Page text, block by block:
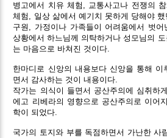
병고에서 치유 체험, 교통사고나 전쟁의
체험, 일상 삶에서 예기치 못하게 당해야
구원, 가정이나 가족들이 어려움에서 벗
상황에서 하느님께 의탁하거나 성모님의
는 마음으로 바쳐진 것이다.
한마디로 신앙의 내용보다 신앙을 통해
면서 감사하는 것이 내용이다.
작가는 의식이 들면서 공산주의에 심취하
에고 리베라의 영향으로 공산주의로 이어
학이 되었다.
국가의 토지와 부를 독점하면서 가난한 사